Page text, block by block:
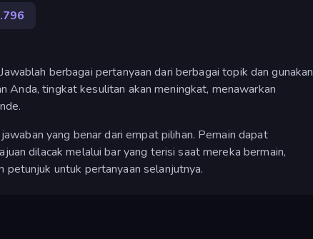
berbagai pertanyaan dari berbagai topik dan gunakan
Anda, tingkat kesulitan akan meningkat, menawarkan
yang benar dari empat pilihan. Pemain dapat
dilacak melalui bar yang terisi saat mereka bermain,
petunjuk untuk pertanyaan selanjutnya.